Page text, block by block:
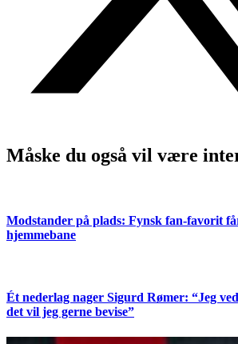
Måske du også vil være
Modstander på plads: Fynsk fan-favorit
hjemmebane
Ét nederlag nager Sigurd Rømer: “Jeg
det vil jeg gerne bevise”